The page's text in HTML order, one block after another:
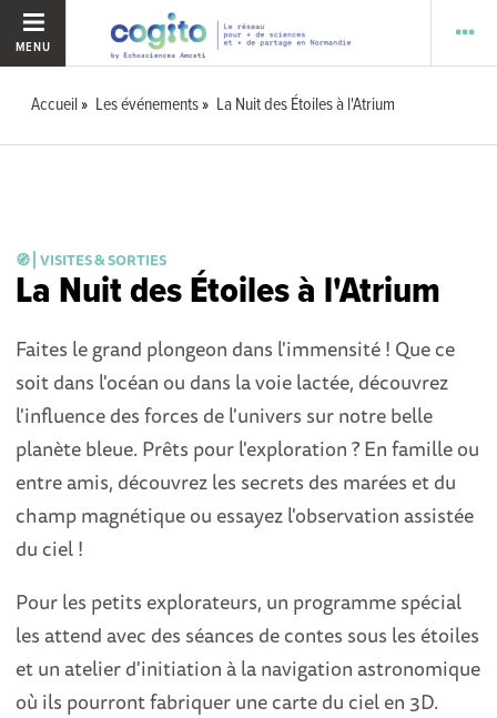
MENU
Accueil Les événements La Nuit des Étoiles à l'Atrium
🧭 ⎜VISITES & SORTIES
La Nuit des Étoiles à l'Atrium
Faites le grand plongeon dans l'immensité ! Que ce
soit dans l'océan ou dans la voie lactée, découvrez
l'influence des forces de l'univers sur notre belle
planète bleue. Prêts pour l'exploration ? En famille ou
entre amis, découvrez les secrets des marées et du
champ magnétique ou essayez l'observation assistée
du ciel !
Pour les petits explorateurs, un programme spécial
les attend avec des séances de contes sous les étoiles
et un atelier d'initiation à la navigation astronomique
où ils pourront fabriquer une carte du ciel en 3D.